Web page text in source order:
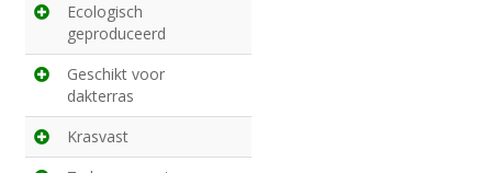
Ecologisch
geproduceerd
Geschikt voor
dakterras
Krasvast